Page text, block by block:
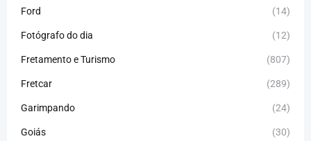
Ford (14)
Fotógrafo do dia (12)
Fretamento e Turismo (807)
Fretcar (289)
Garimpando (24)
Goiás (30)